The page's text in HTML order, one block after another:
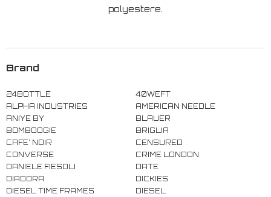
polyestere.
Brand
24BOTTLE
40WEFT
ALPHA INDUSTRIES
AMERICAN NEEDLE
ANIYE BY
BLAUER
BOMBOOGIE
BRIGLIA
CAFE' NOIR
CENSURED
CONVERSE
CRIME LONDON
DANIELE FIESOLI
DATE
DIADORA
DICKIES
DIESEL TIME FRAMES
DIESEL